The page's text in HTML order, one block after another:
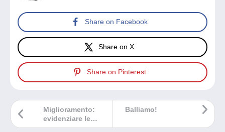
Share on Facebook
Share on X
Share on Pinterest
Balliamo!
Miglioramento:
evidenziare le
collezioni sul sito